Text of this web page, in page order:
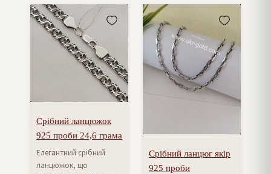
Срібний ланцюжок
925 проби 24,6 грама
Елегантний срібний
ланцюжок, що
Срібний ланцюг якір
925 проби